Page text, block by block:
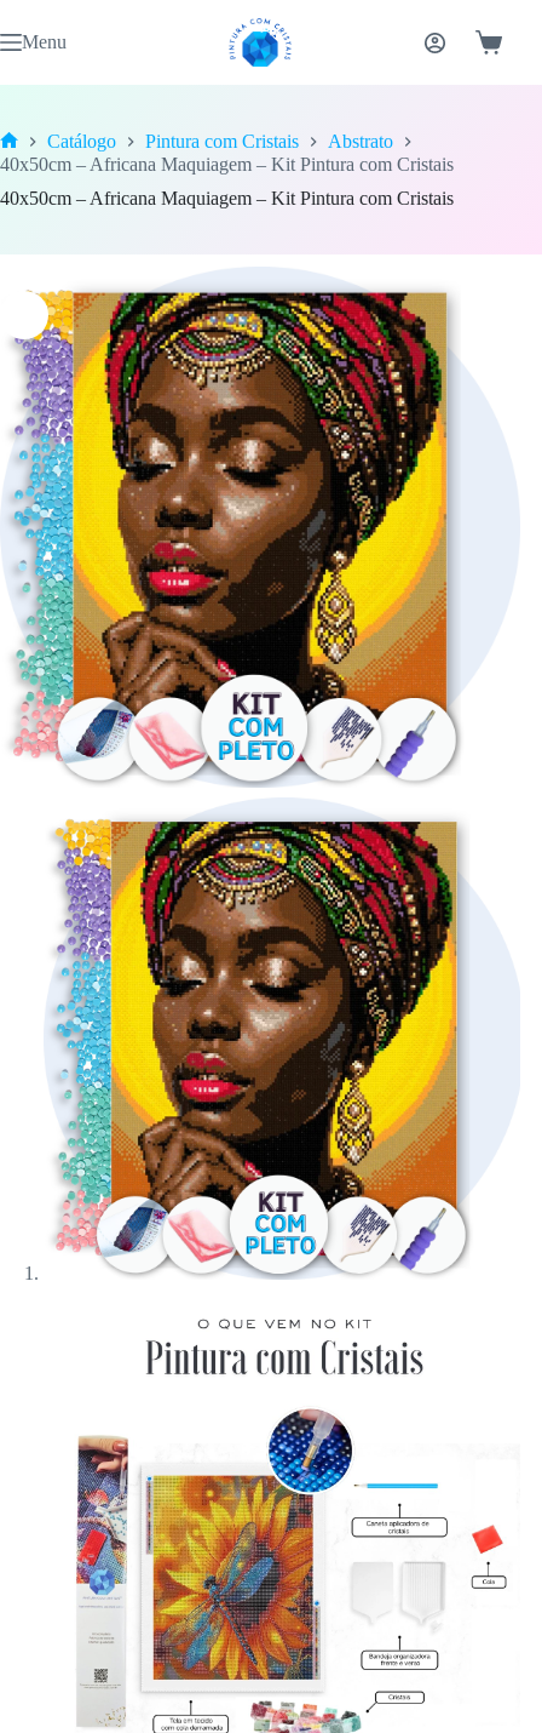
para
o
Menu Carrinho
Home
Catálogo Pintura com Cristais
Abstrato
40x50cm – Africana Maquiagem – Kit Pintura com Cristais
40x50cm – Africana Maquiagem – Kit Pintura com Cristais